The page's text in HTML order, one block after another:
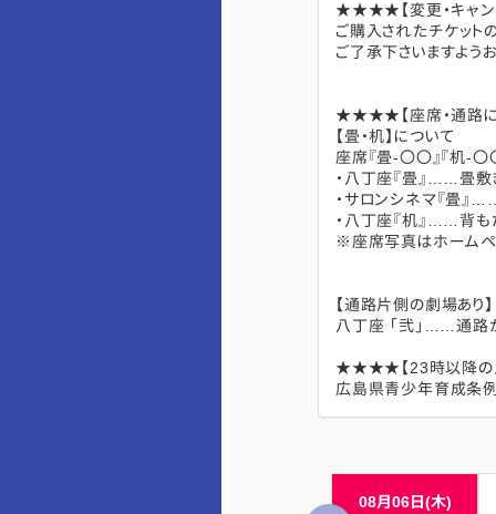
★★★★【変更・キャ
ご購入されたチケット
ご了承下さいますよう
★★★★【座席・通路
【畳・机】について
座席『畳-〇〇』『机-〇
・八丁座『畳』……畳敷
・サロンシネマ『畳』
・八丁座『机』……背
※座席写真はホームペ
【通路片側の劇場あり】
八丁座 「弐」……通路
★★★★【23時以降
広島県青少年育成条
08月06日(木)